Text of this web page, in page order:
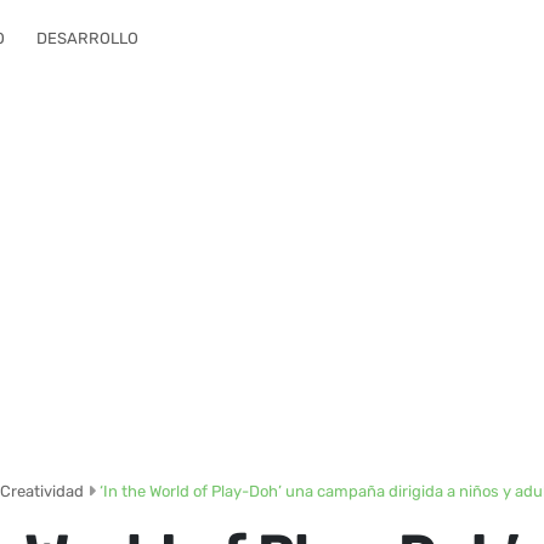
DESARROLLO
Creatividad ‘In the World of Play-Doh’ una campaña dirigida a niños y